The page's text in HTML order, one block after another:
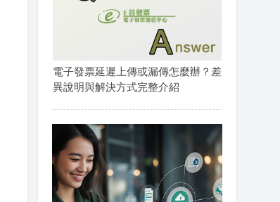
電子發票延遲上傳或漏傳怎麼辦？差
異說明與解決方式完整介紹